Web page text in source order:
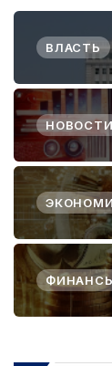
ВЛАСТЬ
НОВОСТИ